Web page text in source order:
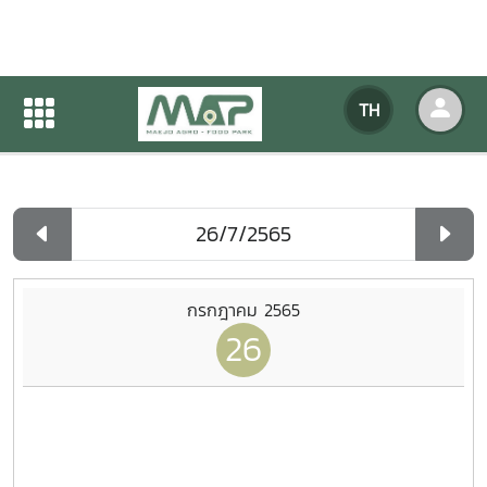
TH
ปฏิทินกิจกรรมของหน่วยงาน
ปฏิทินกิจกรรมของหน่วยงาน
กรกฎาคม 2565
26